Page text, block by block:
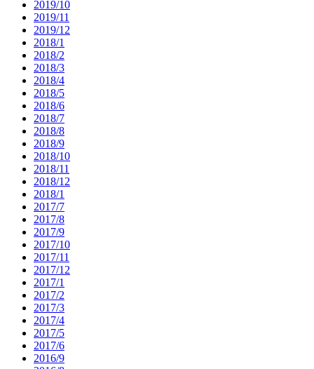
2019/10
2019/11
2019/12
2018/1
2018/2
2018/3
2018/4
2018/5
2018/6
2018/7
2018/8
2018/9
2018/10
2018/11
2018/12
2018/1
2017/7
2017/8
2017/9
2017/10
2017/11
2017/12
2017/1
2017/2
2017/3
2017/4
2017/5
2017/6
2016/9